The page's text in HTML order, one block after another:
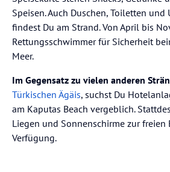
Speisen. Auch Duschen, Toiletten
findest Du am Strand. Von April bis
Rettungsschwimmer für Sicherheit
Meer.
Im Gegensatz zu vielen anderen
Türkischen Ägäis, suchst Du
am Kaputas Beach vergeblich.
Liegen und Sonnenschirme zur freien
Verfügung.